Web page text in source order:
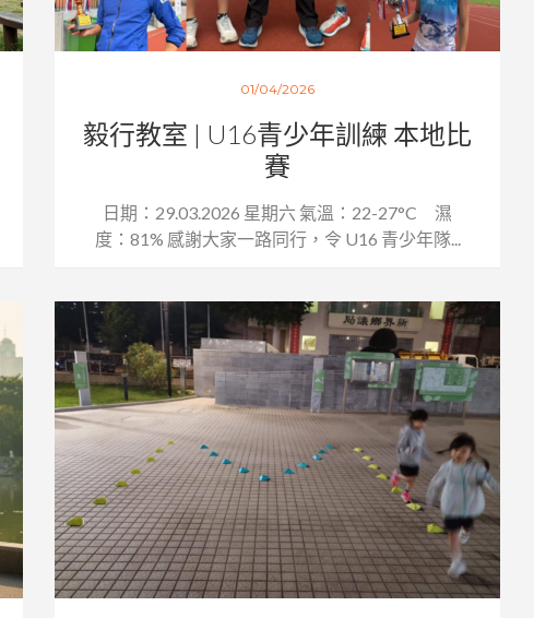
01/04/2026
毅行教室 | U16青少年訓練 本地比
賽
日期：29.03.2026 星期六 氣溫：22-27°C 濕
度：81% 感謝大家一路同行，令 U16 青少年隊...